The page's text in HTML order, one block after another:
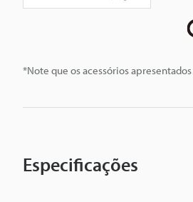
*Note que os acessórios
Especificações